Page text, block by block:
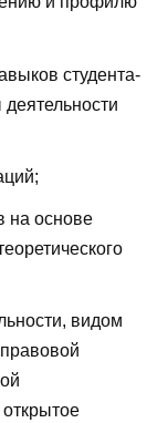
студента-
на основе
видом